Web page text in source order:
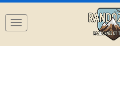
Navigation